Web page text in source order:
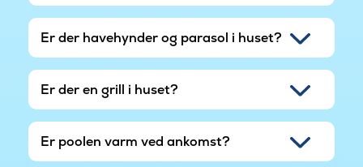
Er der havehynder og parasol i huset?
Er der en grill i huset?
Er poolen varm ved ankomst?